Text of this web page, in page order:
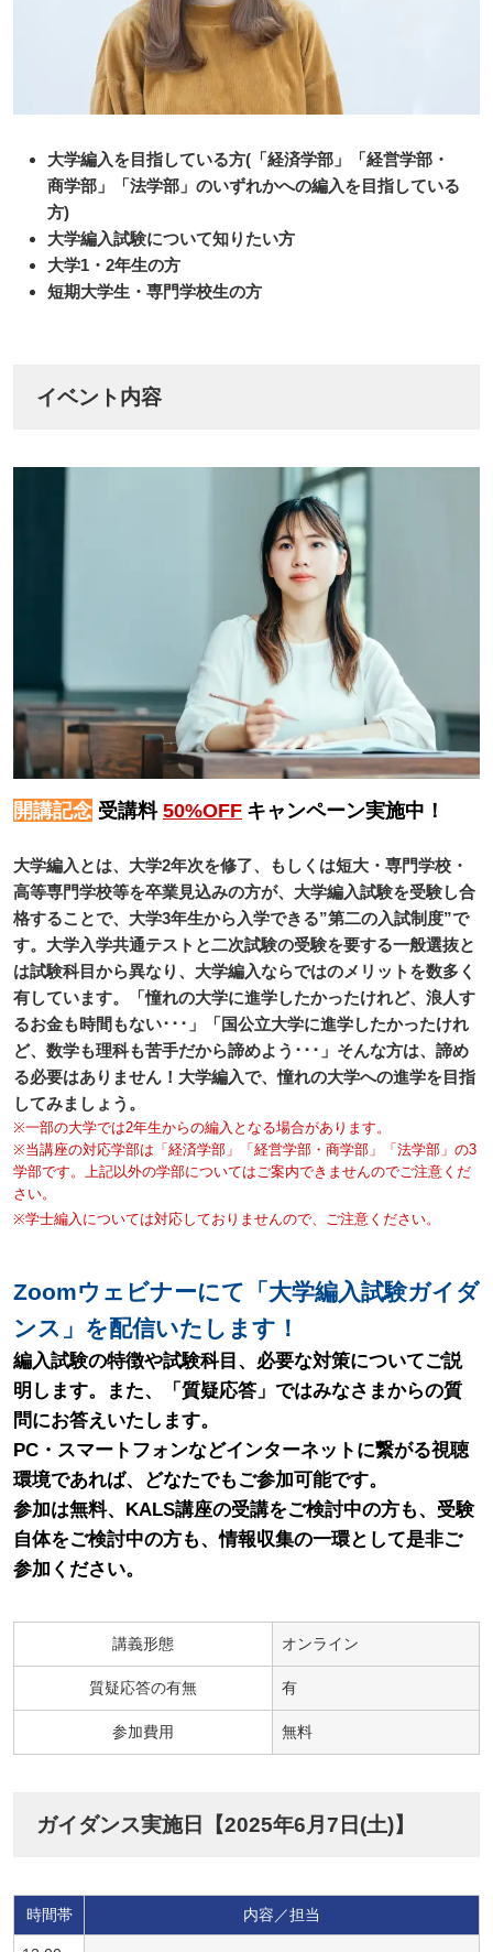
大学編入を目指している方(「経済学部」「経営学部・
商学部」「法学部」のいずれかへの編入を目指している
方)
大学編入試験について知りたい方
大学1・2年生の方
短期大学生・専門学校生の方
イベント内容
開講記念 受講料 50%OFF キャンペーン実施中！
大学編入とは、大学2年次を修了、もしくは短大・専門学校・
高等専門学校等を卒業見込みの方が、大学編入試験を受験し合
格することで、大学3年生から入学できる”第二の入試制度”で
す。大学入学共通テストと二次試験の受験を要する一般選抜と
は試験科目から異なり、大学編入ならではのメリットを数多く
有しています。「憧れの大学に進学したかったけれど、浪人す
るお金も時間もない･･･」「国公立大学に進学したかったけれ
ど、数学も理科も苦手だから諦めよう･･･」そんな方は、諦め
る必要はありません！大学編入で、憧れの大学への進学を目指
してみましょう。
※一部の大学では2年生からの編入となる場合があります。
※当講座の対応学部は「経済学部」「経営学部・商学部」「法学部」の3
学部です。上記以外の学部についてはご案内できませんのでご注意くだ
さい。
※学士編入については対応しておりませんので、ご注意ください。
Zoomウェビナーにて「大学編入試験ガイダ
ンス」を配信いたします！
編入試験の特徴や試験科目、必要な対策についてご説
明します。また、「質疑応答」ではみなさまからの質
問にお答えいたします。
PC・スマートフォンなどインターネットに繋がる視聴
環境であれば、どなたでもご参加可能です。
参加は無料、KALS講座の受講をご検討中の方も、受験
自体をご検討中の方も、情報収集の一環として是非ご
参加ください。
講義形態 オンライン
質疑応答の有無 有
参加費用 無料
ガイダンス実施日【2025年6月7日(土)】
時間帯 内容／担当